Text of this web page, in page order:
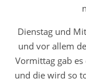
Dienstag und
und vor allem
Vormittag gab
und die wird so